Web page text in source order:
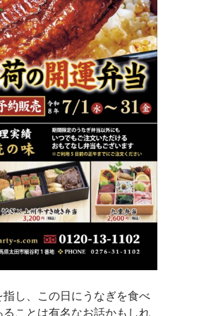
し、この日にうなぎを食べ
ことは有名なお話かもしれ